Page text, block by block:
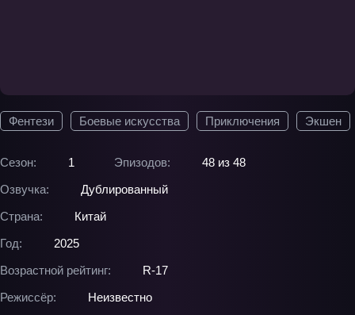
Фентези Боевые искусства Приключения Экшен
Сезон: 1 Эпизодов:
48 из 48
Озвучка:
Дублированный
Страна:
Китай
Год:
2025
Возрастной рейтинг:
R-17
Режиссёр:
Неизвестно